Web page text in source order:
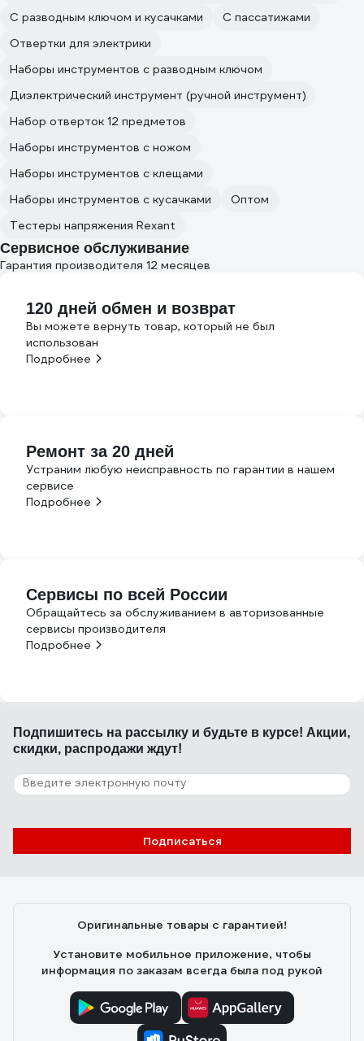
С разводным ключом и кусачками
С пассатижами
Отвертки для электрики
Наборы инструментов с разводным ключом
Диэлектрический инструмент (ручной инструмент)
Набор отверток 12 предметов
Наборы инструментов с ножом
Наборы инструментов с клещами
Наборы инструментов с кусачками
Оптом
Тестеры напряжения Rexant
Сервисное обслуживание
Гарантия производителя 12 месяцев
120 дней обмен и возврат
Вы можете вернуть товар, который не был
использован
Подробнее
Ремонт за 20 дней
Устраним любую неисправность по гарантии в нашем
сервисе
Подробнее
Сервисы по всей России
Обращайтесь за обслуживанием в авторизованные
сервисы производителя
Подробнее
Подпишитесь на рассылку и будьте в курсе! Акции,
скидки, распродажи ждут!
Подписаться
Оригинальные товары с гарантией!
Установите мобильное приложение, чтобы
информация по заказам всегда была под рукой